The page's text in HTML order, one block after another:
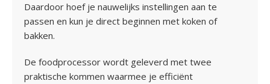
Daardoor hoef je nauwelijks instellingen aan te
passen en kun je direct beginnen met koken of
bakken.
De foodprocessor wordt geleverd met twee
praktische kommen waarmee je efficiënt